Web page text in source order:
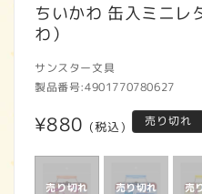
ちいかわ 缶入ミニレ
わ）
サンスター文具
製品番号:4901770780627
通
常
価
¥880 (税込) 売り切れ